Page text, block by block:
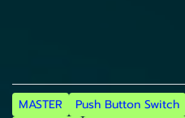
MASTER Push Button Switch